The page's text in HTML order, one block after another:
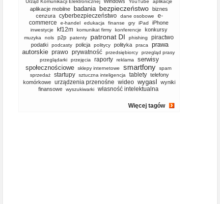
Urząd Komunikacji Elektronicznej YouTube aplikacje
aplikacje mobilne badania bezpieczeństwo biznes
cenzura cyberbezpieczeństwo dane osobowe
e-
commerce
e-handel edukacja finanse gry iPad iPhone
inwestycje kf12m komunikat firmy konferencje konkursy
muzyka nols p2p patenty patronat DI phishing piractwo
podatki podcasty policja politycy polityka praca
prawa
autorskie prawo prywatność przedsiębiorcy
przegląd prasy
przeglądarki
przejęcia raporty reklama
serwisy
społecznościowe
sklepy internetowe smartfony
spam
sprzedaż
startupy sztuczna inteligencja tablety telefony
komórkowe
urządzenia przenośne wideo wygasl
wyniki
finansowe
wyszukiwarki własność intelektualna
Więcej tagów